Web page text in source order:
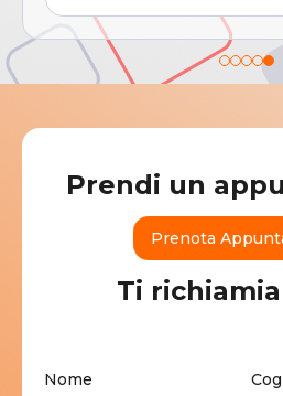
Prendi un
Prenota
Ti
Nome